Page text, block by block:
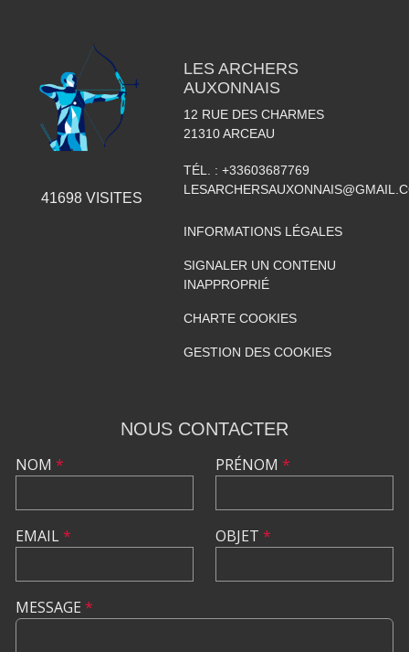
41698VISITES
LES ARCHERS
AUXONNAIS
12 RUE DES CHARMES
21310 ARCEAU
TÉL. : +33603687769
INFORMATIONS LÉGALES
SIGNALER UN CONTENU
INAPPROPRIÉ
CHARTE COOKIES
GESTION DES COOKIES
NOUS CONTACTER
NOM *
EMAIL*
PRÉNOM *
OBJET *
MESSAGE *